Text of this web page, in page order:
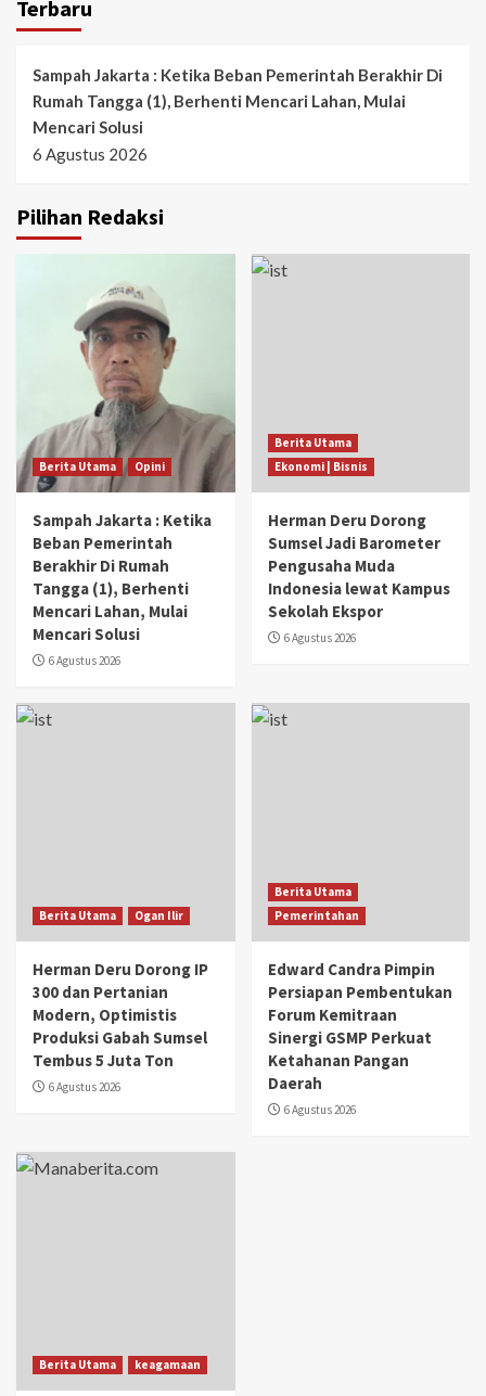
Terbaru
Sampah Jakarta : Ketika Beban Pemerintah Berakhir Di
Rumah Tangga (1), Berhenti Mencari Lahan, Mulai
Mencari Solusi
6 Agustus 2026
Pilihan Redaksi
Berita Utama Opini
Sampah Jakarta : Ketika
Beban Pemerintah
Berakhir Di Rumah
Tangga (1), Berhenti
Mencari Lahan, Mulai
Mencari Solusi
6 Agustus 2026
Berita Utama
Ekonomi | Bisnis
Herman Deru Dorong
Sumsel Jadi Barometer
Pengusaha Muda
Indonesia lewat Kampus
Sekolah Ekspor
6 Agustus 2026
Berita Utama Ogan Ilir
Herman Deru Dorong IP
300 dan Pertanian
Modern, Optimistis
Produksi Gabah Sumsel
Tembus 5 Juta Ton
6 Agustus 2026
Berita Utama
Pemerintahan
Edward Candra Pimpin
Persiapan Pembentukan
Forum Kemitraan
Sinergi GSMP Perkuat
Ketahanan Pangan
Daerah
6 Agustus 2026
Berita Utama keagamaan